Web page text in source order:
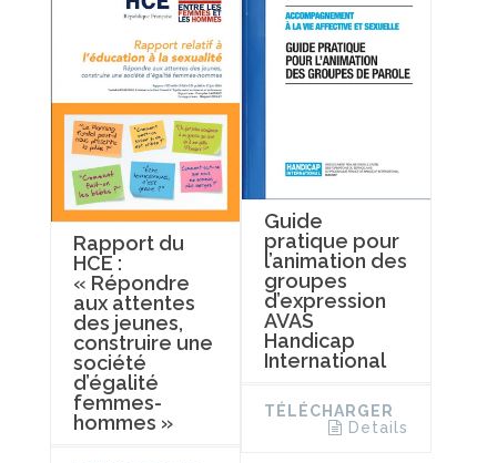
Rapport du
HCE :
« Répondre
aux attentes
des jeunes,
construire une
société
d’égalité
femmes-
hommes »
Guide
pratique pour
l’animation des
groupes
d’expression
AVAS
Handicap
International
TÉLÉCHARGER
Details